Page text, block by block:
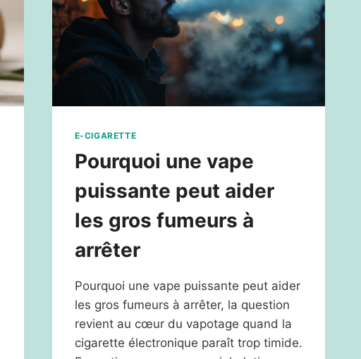
E-CIGARETTE
Pourquoi une vape
puissante peut aider
les gros fumeurs à
arrêter
Pourquoi une vape puissante peut aider
les gros fumeurs à arrêter, la question
revient au cœur du vapotage quand la
cigarette électronique paraît trop timide.